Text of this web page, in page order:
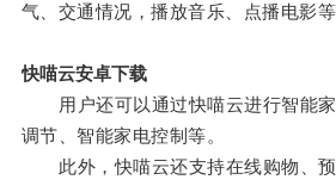
气、交通情况，播放音乐、点播电影等
快喵云安卓下载
用户还可以通过快喵云进行智能家
调节、智能家电控制等。
此外，快喵云还支持在线购物、预